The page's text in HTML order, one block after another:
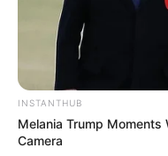
INSTANTHUB
Melania Trump Moments
Camera